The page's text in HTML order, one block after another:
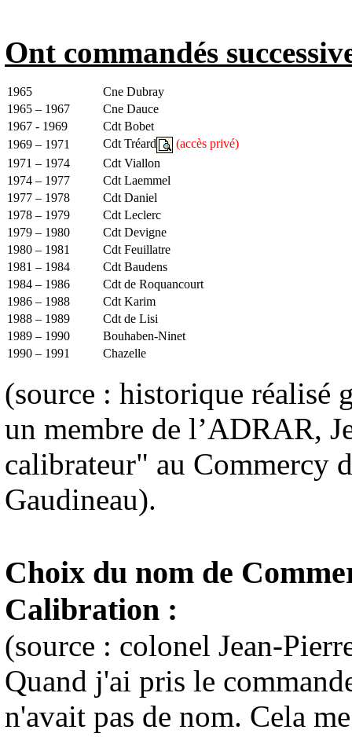
Ont commandés
1965
Cne Dubray
1965 – 1967
Cne Dauce
1967 - 1969
Cdt Bobet
1969 – 1971
Cdt Tréard
(accès privé)
1971 – 1974
Cdt Viallon
1974 – 1977
Cdt Laemmel
1977 – 1978
Cdt Daniel
1978 – 1979
Cdt Leclerc
1979 – 1980
Cdt Devigne
1980 – 1981
Cdt Feuillatre
1981 – 1984
Cdt Baudens
1984 – 1986
Cdt de Roquancourt
1986 – 1988
Cdt Karim
1988 – 1989
Cdt de Lisi
1989 – 1990
Bouhaben-Ninet
1990 – 1991
Chazelle
(source : historique réalisé
un membre de l’ADRAR,
calibrateur" au Commercy
Gaudineau).
Choix du nom de
Calibration :
(source : colonel Jean-
Quand j'ai pris le
n'avait pas de nom. Cela